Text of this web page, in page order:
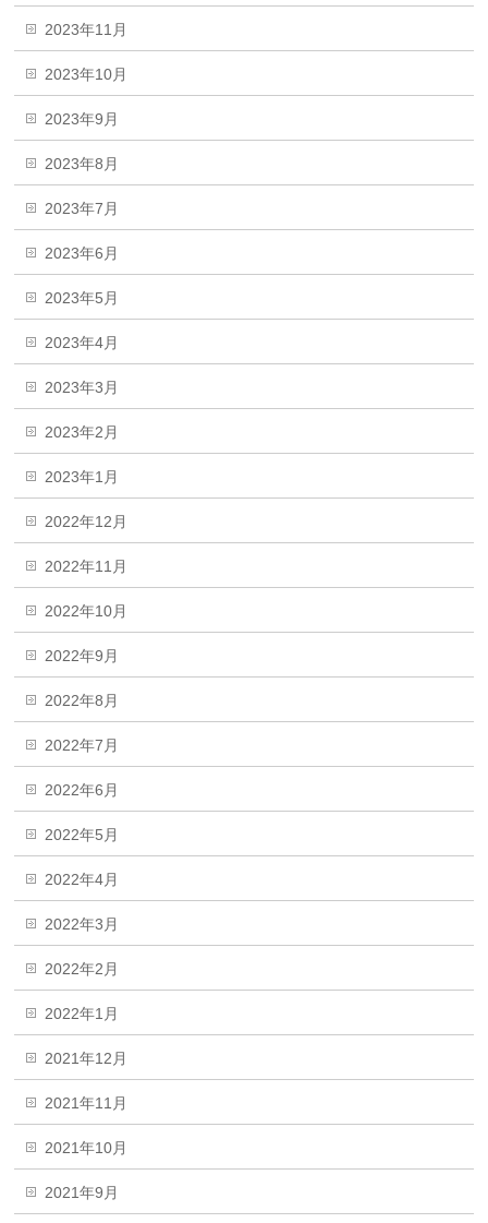
2023年11月
2023年10月
2023年9月
2023年8月
2023年7月
2023年6月
2023年5月
2023年4月
2023年3月
2023年2月
2023年1月
2022年12月
2022年11月
2022年10月
2022年9月
2022年8月
2022年7月
2022年6月
2022年5月
2022年4月
2022年3月
2022年2月
2022年1月
2021年12月
2021年11月
2021年10月
2021年9月